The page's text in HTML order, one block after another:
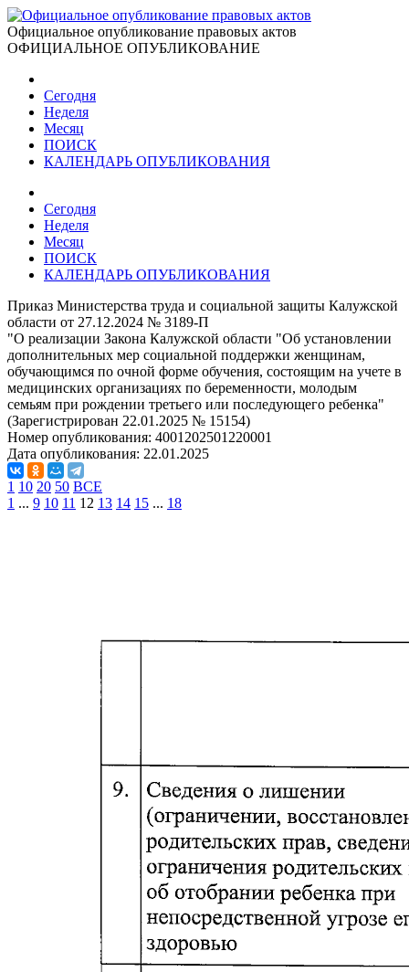
Официальное опубликование правовых актов
ОФИЦИАЛЬНОЕ ОПУБЛИКОВАНИЕ
Сегодня
Неделя
Месяц
ПОИСК
КАЛЕНДАРЬ ОПУБЛИКОВАНИЯ
Сегодня
Неделя
Месяц
ПОИСК
КАЛЕНДАРЬ ОПУБЛИКОВАНИЯ
Приказ Министерства труда и социальной защиты Калужской
области от 27.12.2024 № 3189-П
"О реализации Закона Калужской области "Об установлении
дополнительных мер социальной поддержки женщинам,
обучающимся по очной форме обучения, состоящим на учете в
медицинских организациях по беременности, молодым
семьям при рождении третьего или последующего ребенка"
(Зарегистрирован 22.01.2025 № 15154)
Номер опубликования: 4001202501220001
Дата опубликования: 22.01.2025
1 10 20 50 ВСЕ
1 ... 9 10 11 12 13 14 15 ... 18